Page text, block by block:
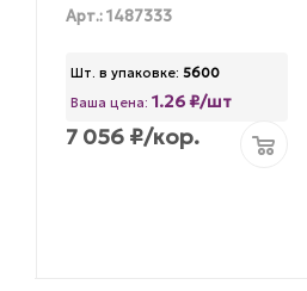
Арт.: 1487333
Шт. в упаковке: 5600
Ваша цена: 1.26 ₽/шт
7 056₽/кор.